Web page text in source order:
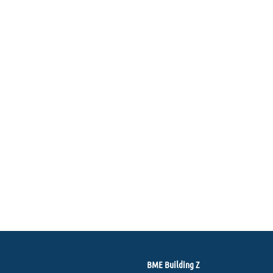
BME Building Z